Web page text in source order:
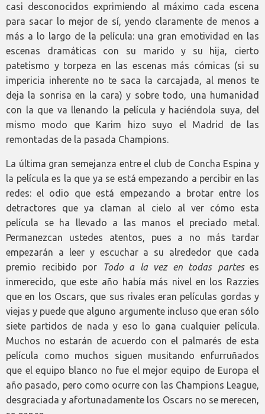
casi desconocidos exprimiendo al máximo cada escena
para sacar lo mejor de sí, yendo claramente de menos a
más a lo largo de la película: una gran emotividad en las
escenas dramáticas con su marido y su hija, cierto
patetismo y torpeza en las escenas más cómicas (si su
impericia inherente no te saca la carcajada, al menos te
deja la sonrisa en la cara) y sobre todo, una humanidad
con la que va llenando la película y haciéndola suya, del
mismo modo que Karim hizo suyo el Madrid de las
remontadas de la pasada Champions.
La última gran semejanza entre el club de Concha Espina y
la película es la que ya se está empezando a percibir en las
redes: el odio que está empezando a brotar entre los
detractores que ya claman al cielo al ver cómo esta
película se ha llevado a las manos el preciado metal.
Permanezcan ustedes atentos, pues a no más tardar
empezarán a leer y escuchar a su alrededor que cada
premio recibido por
Todo a la vez en todas parteses
inmerecido, que este año había más nivel en los Razzies
que en los Oscars, que sus rivales eran películas gordas y
viejas y puede que alguno argumente incluso que eran sólo
siete partidos de nada y eso lo gana cualquier película.
Muchos no estarán de acuerdo con el palmarés de esta
película como muchos siguen musitando enfurruñados
que el equipo blanco no fue el mejor equipo de Europa el
año pasado, pero como ocurre con las Champions League,
desgraciada y afortunadamente los Oscars no se merecen,